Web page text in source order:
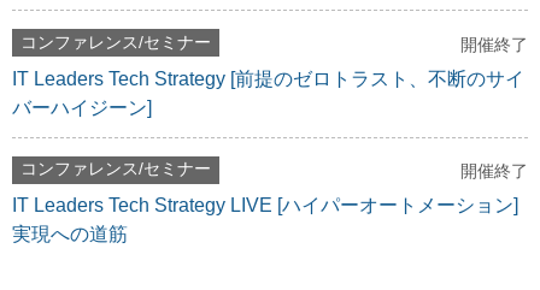
コンファレンス/セミナー 開催終了
IT Leaders Tech Strategy [前提のゼロトラスト、不断のサイ
バーハイジーン]
コンファレンス/セミナー 開催終了
IT Leaders Tech Strategy LIVE [ハイパーオートメーション]
実現への道筋